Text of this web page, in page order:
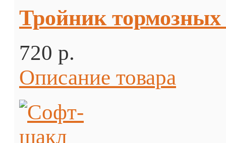
Тройник
720 p.
Описание товара